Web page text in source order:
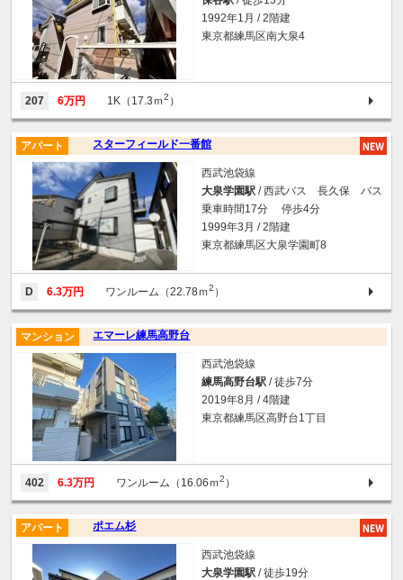
1992年1月 / 2階建
東京都練馬区南大泉4
207 6万円 1K（17.3ｍ2 ）
スターフィールド一番館
アパート
西武池袋線
大泉学園駅 / 西武バス 長久保 バス
乗車時間17分 停歩4分
1999年3月 / 2階建
東京都練馬区大泉学園町8
D 6.3万円 ワンルーム（22.78ｍ2 ）
エマーレ練馬高野台
マンション
西武池袋線
練馬高野台駅 / 徒歩7分
2019年8月 / 4階建
東京都練馬区高野台1丁目
402 6.3万円 ワンルーム（16.06ｍ2 ）
ポエム杉
アパート
西武池袋線
大泉学園駅 / 徒歩19分